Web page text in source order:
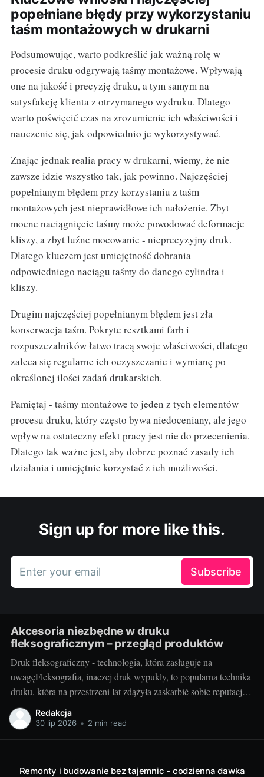
popełniane błędy przy wykorzystaniu
taśm montażowych w drukarni
Podsumowując, warto podkreślić jak ważną rolę w
procesie druku odgrywają taśmy montażowe. Wpływają
one na jakość i precyzję druku, a tym samym na
satysfakcję klienta z otrzymanego wydruku. Dlatego
warto poświęcić czas na zrozumienie ich właściwości i
nauczenie się, jak odpowiednio je wykorzystywać.
Znając jednak realia pracy w drukarni, wiemy, że nie
zawsze idzie wszystko tak, jak powinno. Najczęściej
popełnianym błędem przy korzystaniu z taśm
montażowych jest nieprawidłowe ich nałożenie. Zbyt
mocne naciągnięcie taśmy może powodować deformacje
kliszy, a zbyt luźne mocowanie - nieprecyzyjny druk.
Dlatego kluczem jest umiejętność dobrania
odpowiedniego naciągu taśmy do danego cylindra i
kliszy.
Drugim najczęściej popełnianym błędem jest zła
konserwacja taśm. Pokryte resztkami farb i
rozpuszczalników łatwo tracą swoje właściwości, dlatego
zaleca się regularne ich oczyszczanie i wymianę po
określonej ilości zadań drukarskich.
Pamiętaj - taśmy montażowe to jeden z tych elementów
procesu druku, który często bywa niedoceniany, ale jego
wpływ na ostateczny efekt pracy jest nie do przecenienia.
Dlatego tak ważne jest, aby dobrze poznać zasady ich
działania i umiejętnie korzystać z ich możliwości.
Sign up for more like this.
Enter your email Subscribe
Akcesoria niezbędne w druku
fleksograficznym – przegląd produktów
Druk fleksograficzny - technologia, która zasługuje na
uwagęFleksografia, inaczej druk wypukły, to popularna technika
druku, która na przestrzeni lat zdążyła zaskarbić sobie reputację
niezawodności i efektywności. Z jej pomocą wykonywane są
etykiety, opakowania, a także różnego rodzaju nadruki. Jako
Redakcja
30 lip 2026 • 2 min read
Remonty i budowanie bez tajemnic - codzienna dawka